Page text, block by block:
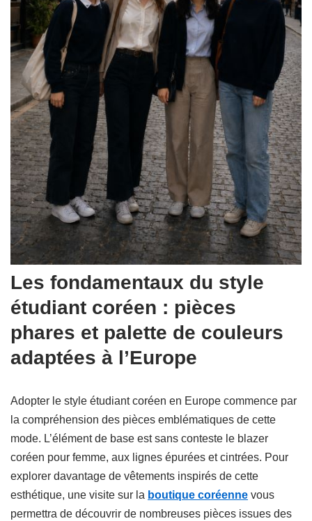
Les fondamentaux du style
étudiant coréen : pièces
phares et palette de couleurs
adaptées à l’Europe
Adopter le style étudiant coréen en Europe commence par
la compréhension des pièces emblématiques de cette
mode. L’élément de base est sans conteste le blazer
coréen pour femme, aux lignes épurées et cintrées. Pour
explorer davantage de vêtements inspirés de cette
esthétique, une visite sur la boutique coréenne vous
permettra de découvrir de nombreuses pièces issues des